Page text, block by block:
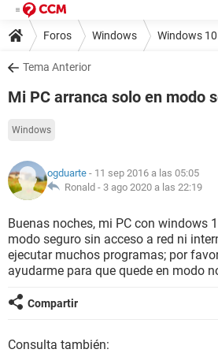
Foros Windows Windows 10
Tema Anterior
Mi PC arranca solo en modo
Windows
ogduarte - 11 sep 2016 a las 05:05
Ronald - 3 ago 2020 a las 22:19
Buenas noches, mi PC con windows
modo seguro sin acceso a red ni
ejecutar muchos programas; por
ayudarme para que quede en modo
Compartir
Consulta también: